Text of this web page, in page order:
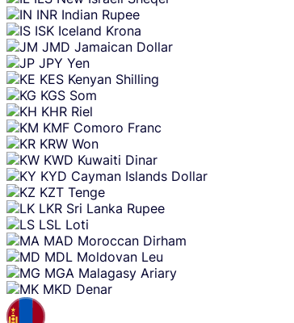
INR Indian Rupee
ISK Iceland Krona
JMD Jamaican Dollar
JPY Yen
KES Kenyan Shilling
KGS Som
KHR Riel
KMF Comoro Franc
KRW Won
KWD Kuwaiti Dinar
KYD Cayman Islands Dollar
KZT Tenge
LKR Sri Lanka Rupee
LSL Loti
MAD Moroccan Dirham
MDL Moldovan Leu
MGA Malagasy Ariary
MKD Denar